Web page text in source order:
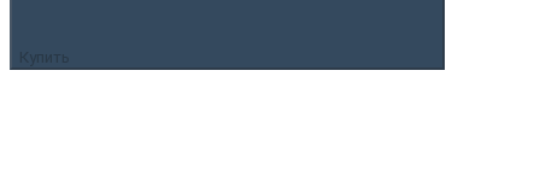
Купить